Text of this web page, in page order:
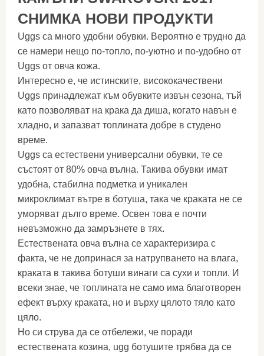
СНИМКА НОВИ ПРОДУКТИ
Uggs са много удобни обувки. Вероятно е трудно да
се намери нещо по-топло, по-уютно и по-удобно от
Uggs от овча кожа.
Интересно е, че истинските, висококачествени
Uggs принадлежат към обувките извън сезона, тъй
като позволяват на крака да диша, когато навън е
хладно, и запазват топлината добре в студено
време.
Uggs са естествени универсални обувки, те се
състоят от 80% овча вълна. Такива обувки имат
удобна, стабилна подметка и уникален
микроклимат вътре в ботуша, така че краката не се
уморяват дълго време. Освен това е почти
невъзможно да замръзнете в тях.
Естествената овча вълна се характеризира с
факта, че не допринася за натрупването на влага,
краката в такива ботуши винаги са сухи и топли. И
всеки знае, че топлината не само има благотворен
ефект върху краката, но и върху цялото тяло като
цяло.
Но си струва да се отбележи, че поради
естествената козина, ugg ботушите трябва да се